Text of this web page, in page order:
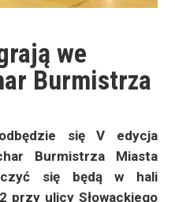
we
Burmistrza
się V edycja
Burmistrza Miasta
się będą w hali
przy ulicy Słowackiego